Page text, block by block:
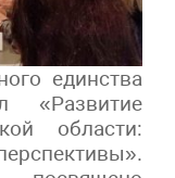
единства
«Развитие
области: